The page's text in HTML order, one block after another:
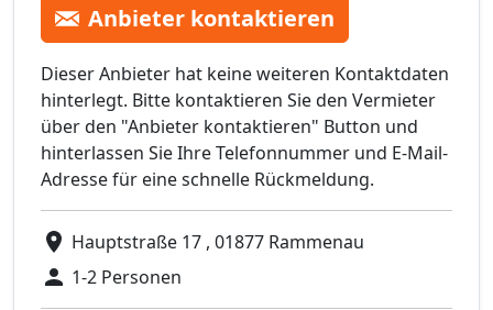
Anbieter kontaktieren
Dieser Anbieter hat keine weiteren Kontaktdaten
hinterlegt. Bitte kontaktieren Sie den Vermieter
über den "Anbieter kontaktieren" Button und
hinterlassen Sie Ihre Telefonnummer und E-Mail-
Adresse für eine schnelle Rückmeldung.
Hauptstraße 17 , 01877 Rammenau
1-2 Personen